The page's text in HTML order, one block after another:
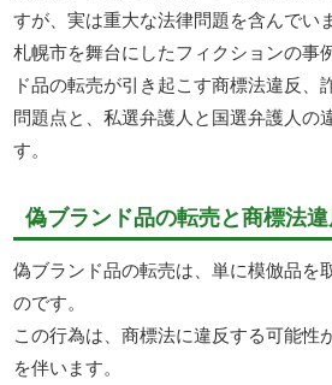
すが、実は重大な法律問題を含んでい
札幌市を舞台にしたフィクションの事
ド品の転売が引き起こす商標法違反、
問題点と、私選弁護人と国選弁護人の
す。
偽ブランド品の転売と商標法
偽ブランド品の転売は、単に模倣品を
のです。
この行為は、商標法に違反する可能性
を伴います。